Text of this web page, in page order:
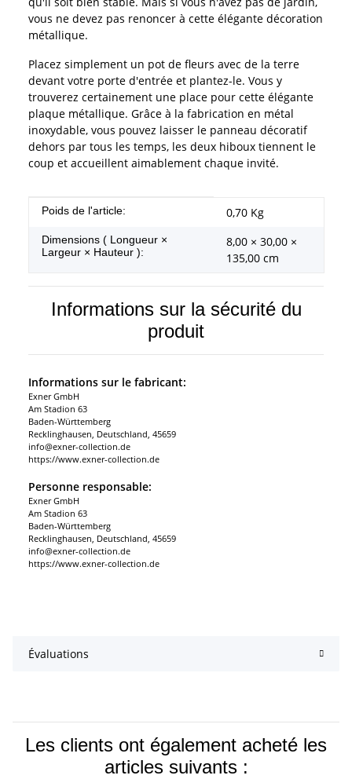
vous ne devez pas renoncer à cette élégante décoration
métallique.
Placez simplement un pot de fleurs avec de la terre
devant votre porte d'entrée et plantez-le. Vous y
trouverez certainement une place pour cette élégante
plaque métallique. Grâce à la fabrication en métal
inoxydable, vous pouvez laisser le panneau décoratif
dehors par tous les temps, les deux hiboux tiennent le
coup et accueillent aimablement chaque invité.
#productDetails.itemInformation#
#productDetails.itemValue#
Poids de l'article: 0,70 Kg
Dimensions ( Longueur ×
Largeur × Hauteur ):
8,00 × 30,00 ×
135,00 cm
Informations sur la sécurité du
produit
Informations sur le fabricant:
Exner GmbH
Am Stadion 63
Baden-Württemberg
Recklinghausen, Deutschland, 45659
info@exner-collection.de
https://www.exner-collection.de
Personne responsable:
Exner GmbH
Am Stadion 63
Baden-Württemberg
Recklinghausen, Deutschland, 45659
info@exner-collection.de
https://www.exner-collection.de
Évaluations
Les clients ont également acheté les
articles suivants :